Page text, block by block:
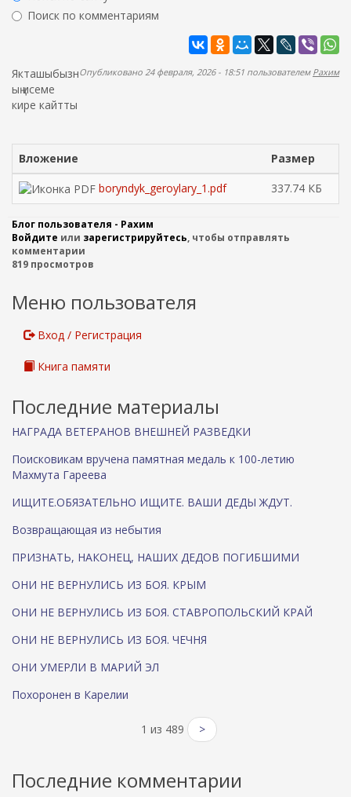
р
п
о
и
к
а
Поиск по комментариям
Опубликовано 24 февраля, 2026 - 18:51 пользователем Рахим
Якташыбызн
ың исеме
кире кайтты
Вложение
Размер
boryndyk_geroylary_1.pdf
337.74 КБ
Блог пользователя - Рахим
Войдите или зарегистрируйтесь, чтобы отправлять
комментарии
819 просмотров
Меню пользователя
Вход / Регистрация
Книга памяти
Последние материалы
НАГРАДА ВЕТЕРАНОВ ВНЕШНЕЙ РАЗВЕДКИ
Поисковикам вручена памятная медаль к 100-летию
Махмута Гареева
ИЩИТЕ.ОБЯЗАТЕЛЬНО ИЩИТЕ. ВАШИ ДЕДЫ ЖДУТ.
Возвращающая из небытия
ПРИЗНАТЬ, НАКОНЕЦ, НАШИХ ДЕДОВ ПОГИБШИМИ
ОНИ НЕ ВЕРНУЛИСЬ ИЗ БОЯ. КРЫМ
ОНИ НЕ ВЕРНУЛИСЬ ИЗ БОЯ. СТАВРОПОЛЬСКИЙ КРАЙ
ОНИ НЕ ВЕРНУЛИСЬ ИЗ БОЯ. ЧЕЧНЯ
ОНИ УМЕРЛИ В МАРИЙ ЭЛ
Похоронен в Карелии
1 из 489 >
Последние комментарии